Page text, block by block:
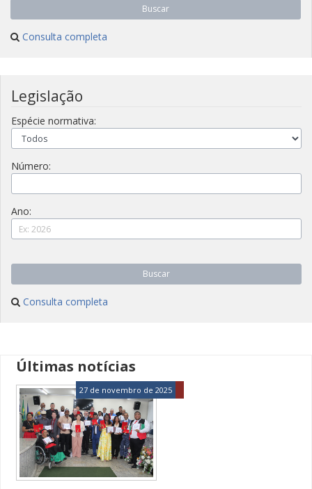
Buscar
Consulta completa
Legislação
Espécie normativa:
Número:
Ano:
Buscar
Consulta completa
Últimas notícias
27 de novembro de 2025